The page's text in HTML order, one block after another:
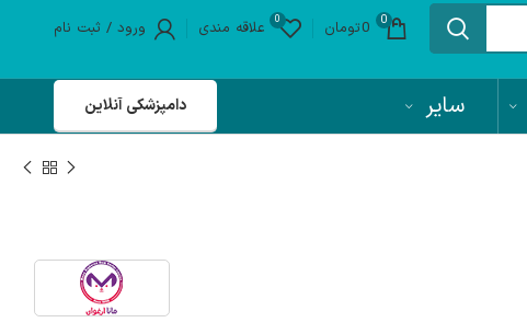
0
0تومان 0 علاقه مندی ورود / ثبت نام
سایر دامپزشکی آنلاین